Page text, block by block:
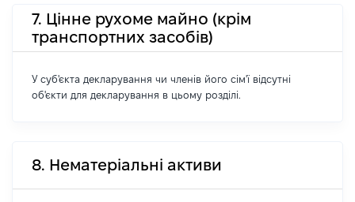
7. Цінне рухоме майно (крім
транспортних засобів)
У суб'єкта декларування чи членів його сім'ї відсутні
об'єкти для декларування в цьому розділі.
8. Нематеріальні активи